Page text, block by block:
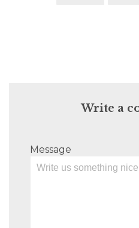
Write a
Message